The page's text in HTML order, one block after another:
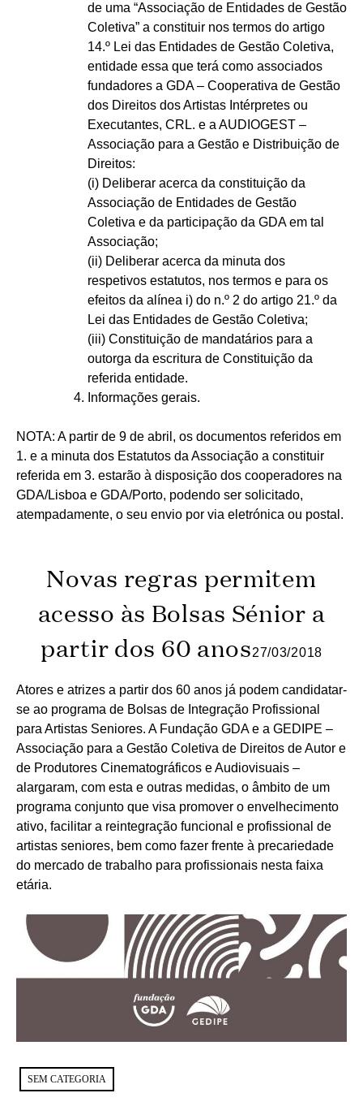
de uma “Associação de Entidades de Gestão
Coletiva” a constituir nos termos do artigo
14.º Lei das Entidades de Gestão Coletiva,
entidade essa que terá como associados
fundadores a GDA – Cooperativa de Gestão
dos Direitos dos Artistas Intérpretes ou
Executantes, CRL. e a AUDIOGEST –
Associação para a Gestão e Distribuição de
Direitos:
(i) Deliberar acerca da constituição da
Associação de Entidades de Gestão
Coletiva e da participação da GDA em tal
Associação;
(ii) Deliberar acerca da minuta dos
respetivos estatutos, nos termos e para os
efeitos da alínea i) do n.º 2 do artigo 21.º da
Lei das Entidades de Gestão Coletiva;
(iii) Constituição de mandatários para a
outorga da escritura de Constituição da
referida entidade.
Informações gerais.
NOTA: A partir de 9 de abril, os documentos referidos em
1. e a minuta dos Estatutos da Associação a constituir
referida em 3. estarão à disposição dos cooperadores na
GDA/Lisboa e GDA/Porto, podendo ser solicitado,
atempadamente, o seu envio por via eletrónica ou postal.
Novas regras permitem
acesso às Bolsas Sénior a
partir dos 60 anos27/03/2018
Atores e atrizes a partir dos 60 anos já podem candidatar-
se ao programa de Bolsas de Integração Profissional
para Artistas Seniores. A Fundação GDA e a GEDIPE –
Associação para a Gestão Coletiva de Direitos de Autor e
de Produtores Cinematográficos e Audiovisuais –
alargaram, com esta e outras medidas, o âmbito de um
programa conjunto que visa promover o envelhecimento
ativo, facilitar a reintegração funcional e profissional de
artistas seniores, bem como fazer frente à precariedade
do mercado de trabalho para profissionais nesta faixa
etária.
SEM CATEGORIA